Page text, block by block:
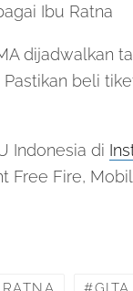
Ibu Ratna
dijadwalkan
Pastikan beli
Indonesia di
Free Fire,